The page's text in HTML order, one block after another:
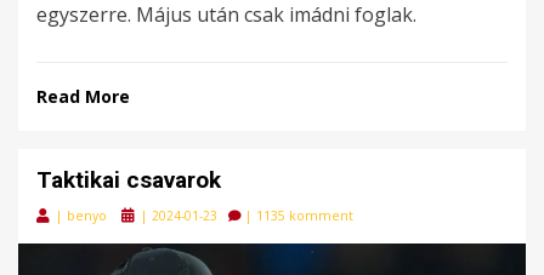
egyszerre. Május után csak imádni foglak.
Read More
Taktikai csavarok
| benyo
Posted
| 2024-01-23 | 1135 komment